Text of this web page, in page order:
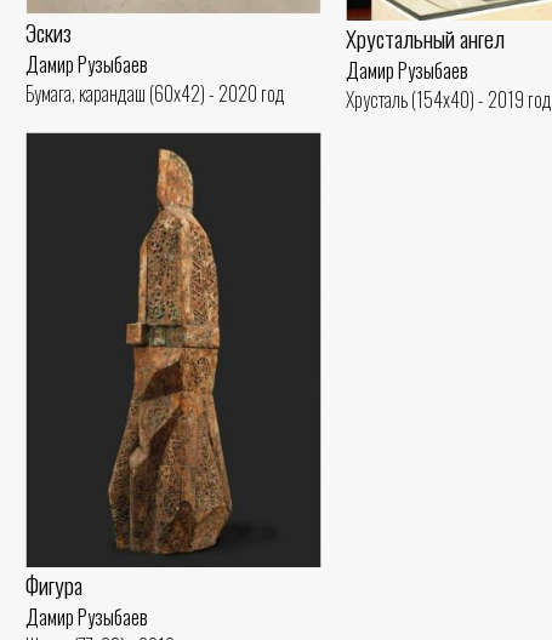
Эскиз
Дамир Рузыбаев
Бумага, карандаш (60x42) - 2020 год
Хрустальный ангел
Дамир Рузыбаев
Хрусталь (154x40) - 2019 год
Фигура
Дамир Рузыбаев